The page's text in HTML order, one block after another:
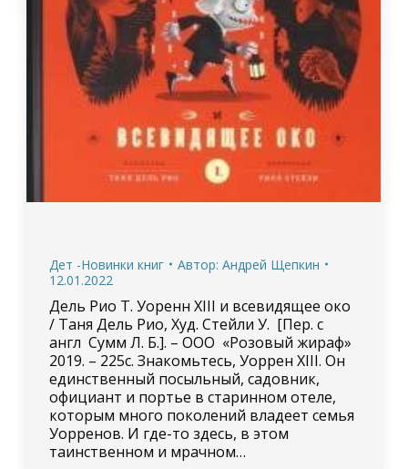
Дет -Новинки книг Автор: Андрей Щепкин
12.01.2022
Дель Рио Т. Уоренн XIII и всевидящее око
/ Таня Дель Рио, Худ. Стейли У. [Пер. с
англ Сумм Л. Б.]. – ООО «Розовый жираф»
2019. – 225с. Знакомьтесь, Уоррен XIII. Он
единственный посыльный, садовник,
официант и портье в старинном отеле,
которым много поколений владеет семья
Уорренов. И где-то здесь, в этом
таинственном и мрачном…